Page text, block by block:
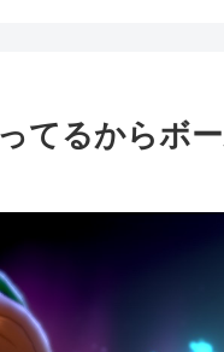
てるからボ